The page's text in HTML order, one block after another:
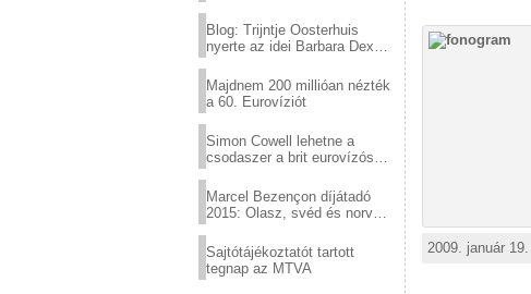
Blog: Trijntje Oosterhuis
nyerte az idei Barbara Dex
Majdnem 200 millióan nézték
a 60. Eurovíziót
Simon Cowell lehetne a
csodaszer a brit eurovízós
Marcel Bezençon díjátadó
2015: Olasz, svéd és norvég
Sajtótájékoztatót tartott
tegnap az MTVA
2009. január